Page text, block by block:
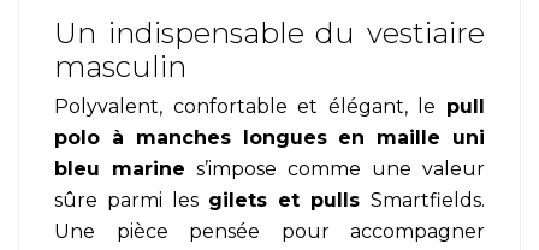
Un indispensable du vestiaire
masculin
Polyvalent, confortable et élégant, le pull
polo à manches longues en maille uni
bleu marine s’impose comme une valeur
sûre parmi les gilets et pulls Smartfields.
Une pièce pensée pour accompagner